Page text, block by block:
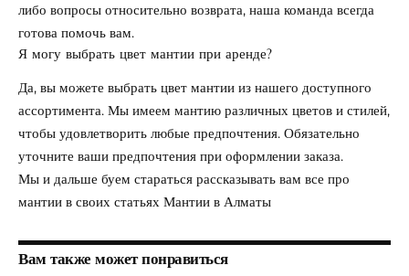
либо вопросы относительно возврата, наша команда всегда
готова помочь вам.
Я могу выбрать цвет мантии при аренде?
Да, вы можете выбрать цвет мантии из нашего доступного
ассортимента. Мы имеем мантию различных цветов и стилей,
чтобы удовлетворить любые предпочтения. Обязательно
уточните ваши предпочтения при оформлении заказа.
Мы и дальше буем стараться рассказывать вам все про
мантии в своих статьях Мантии в Алматы
Вам также может понравиться